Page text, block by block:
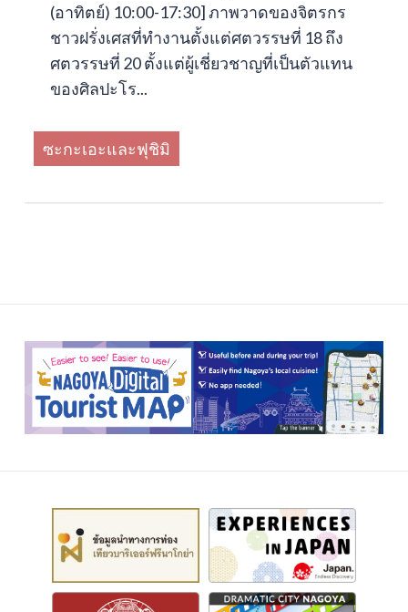
(อาทิตย์) 10:00-17:30] ภาพวาดของจิตรกร
ชาวฝรั่งเศสที่ทำงานตั้งแต่ศตวรรษที่ 18 ถึง
ศตวรรษที่ 20 ตั้งแต่ผู้เชี่ยวชาญที่เป็นตัวแทน
ของศิลปะโร...
ซะกะเอะและฟุชิมิ